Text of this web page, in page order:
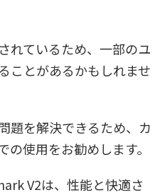
れているため、一部のユ
ことがあるかもしれませ
題を解決できるため、カ
の使用をお勧めします。
V2は、性能と快適さ